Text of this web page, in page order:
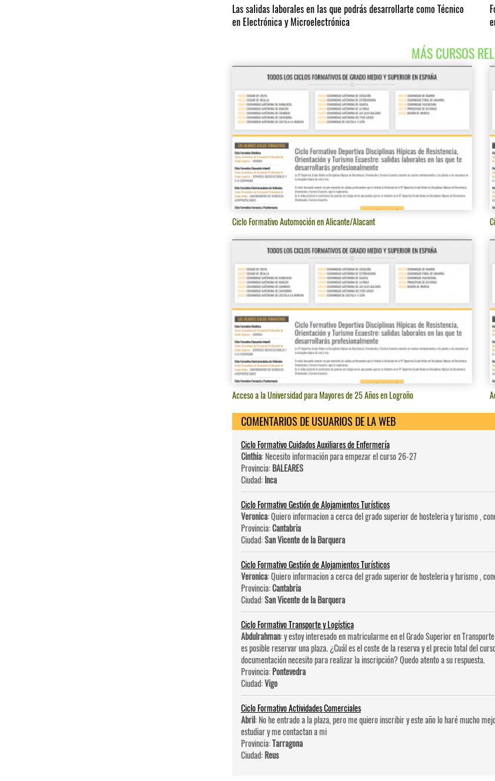
Las salidas laborales en las que podrás desarrollarte como Técnico
en Electrónica y Microelectrónica
MÁS CURSOS
Ciclo Formativo Automoción en Alicante/Alacant
Acceso a la Universidad para Mayores de 25 Años en Logroño
COMENTARIOS DE USUARIOS DE LA WEB
Ciclo Formativo Cuidados Auxiliares de Enfermería
Cinthia: Necesito información para empezar el curso 26-27
Provincia:BALEARES
Ciudad:Inca
Ciclo Formativo Gestión de Alojamientos Turísticos
Veronica: Quiero informacion a cerca del grado superior de hosteleri­a y turismo ,
Provincia:Cantabria
Ciudad:San Vicente de la Barquera
Ciclo Formativo Gestión de Alojamientos Turísticos
Veronica: Quiero informacion a cerca del grado superior de hosteleri­a y turismo ,
Provincia:Cantabria
Ciudad:San Vicente de la Barquera
Ciclo Formativo Transporte y Logística
Abdulrahman: y estoy interesado en matricularme en el Grado Superior en
es posible reservar una plaza. ¿Cuál es el coste de la reserva y el precio total del
documentación necesito para realizar la inscripción? Quedo atento a su respuesta.
Provincia:Pontevedra
Ciudad:Vigo
Ciclo Formativo Actividades Comerciales
Abril: No he entrado a la plaza, pero me quiero inscribir y este año lo haré mucho
estudiar y me contactan a mi
Provincia:Tarragona
Ciudad:Reus